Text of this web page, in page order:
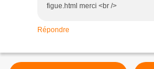
figue.html merci <br />
Répondre